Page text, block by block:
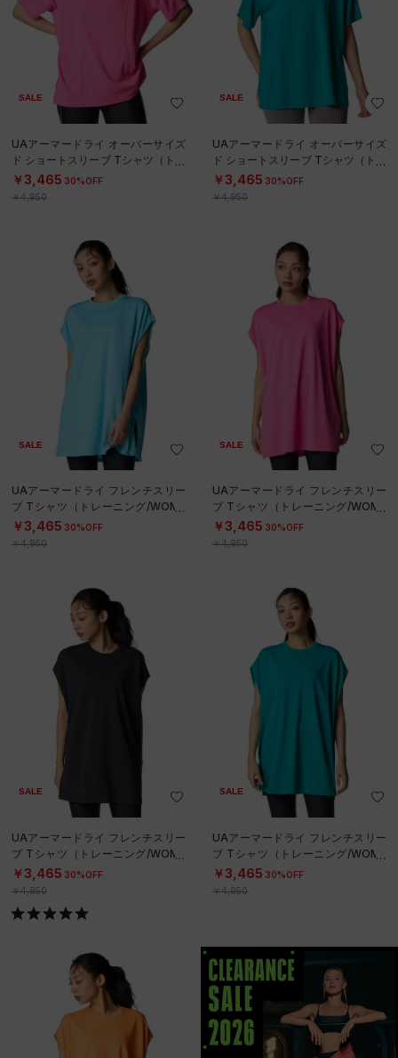
SALE
UAアーマードライ オーバーサイズ
ド ショートスリーブ Tシャツ（トレ
ーニング/WOMEN）
￥3,465 30%OFF
￥4,950
SALE
UAアーマードライ オーバーサイズ
ド ショートスリーブ Tシャツ（トレ
ーニング/WOMEN）
￥3,465 30%OFF
￥4,950
SALE
UAアーマードライ フレンチスリー
ブ Tシャツ（トレーニング/WOME
N）
￥3,465 30%OFF
￥4,950
SALE
UAアーマードライ フレンチスリー
ブ Tシャツ（トレーニング/WOME
N）
￥3,465 30%OFF
￥4,950
SALE
UAアーマードライ フレンチスリー
ブ Tシャツ（トレーニング/WOME
N）
￥3,465 30%OFF
￥4,950
SALE
UAアーマードライ フレンチスリー
ブ Tシャツ（トレーニング/WOME
N）
￥3,465 30%OFF
￥4,950